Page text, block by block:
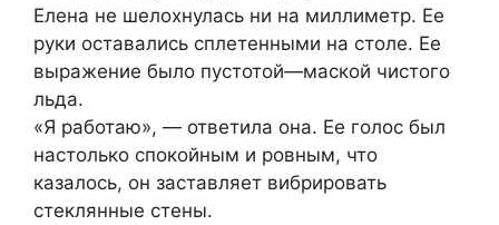
Елена не шелохнулась ни на миллиметр. Ее
руки оставались сплетенными на столе. Ее
выражение было пустотой—маской чистого
льда.
«Я работаю», — ответила она. Ее голос был
настолько спокойным и ровным, что
казалось, он заставляет вибрировать
стеклянные стены.